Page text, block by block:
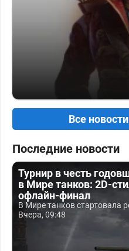
Все
Последние новости
Турнир в честь
в Мире танков: 2D-
офлайн-финал
В Мире танков стартовала
Вчера, 09:48